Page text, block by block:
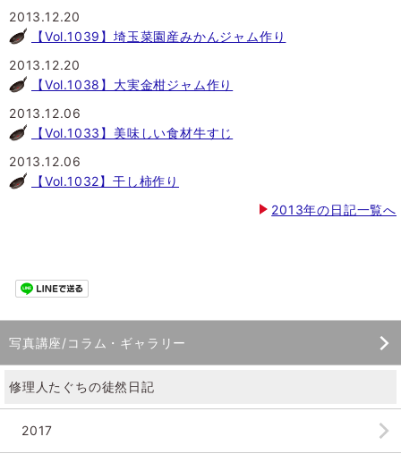
2013.12.20
【Vol.1039】埼玉菜園産みかんジャム作り
2013.12.20
【Vol.1038】大実金柑ジャム作り
2013.12.06
【Vol.1033】美味しい食材牛すじ
2013.12.06
【Vol.1032】干し柿作り
2013年の日記一覧へ
写真講座/コラム・ギャラリー
修理人たぐちの徒然日記
2017